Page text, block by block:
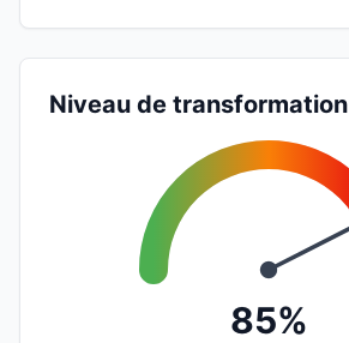
Niveau de transformation
85%